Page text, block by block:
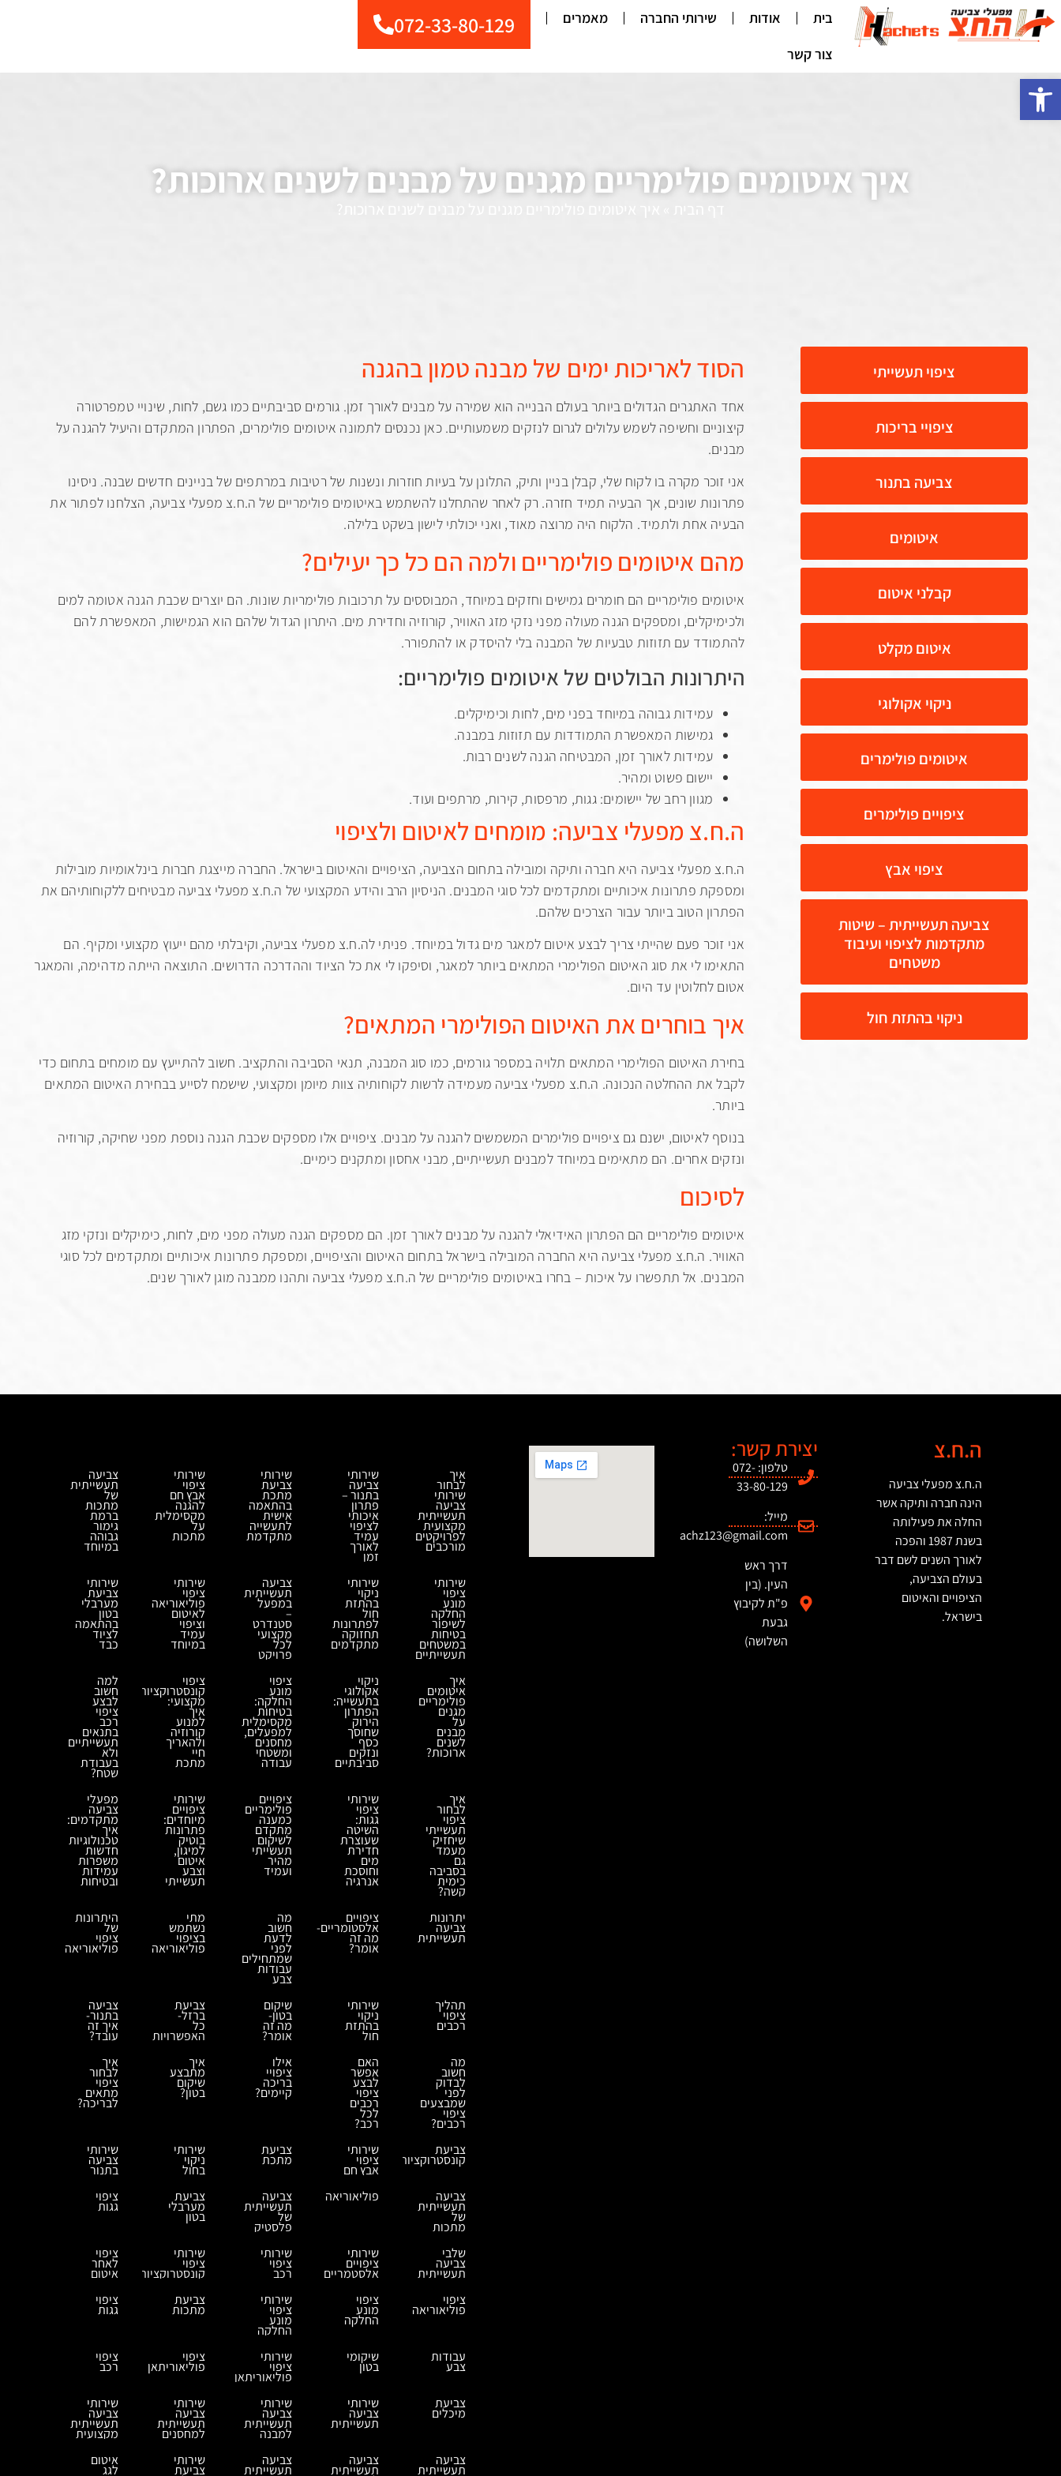
פתח סרגל נגישות
בית אודות שירותי החברה
מאמרים
צור קשר
072-33-80-129
איך איטומים פולימריים מגנים על מבנים לשנים ארוכות?
ציפוי תעשייתי
ציפויי בריכות
צביעה בתנור
איטומים
קבלני איטום
איטום מקלט
ניקוי אקולוגי
איטומים פולימרים
ציפויים פולימרים
ציפוי אבץ
צביעה תעשייתית – שיטות
מתקדמות לציפוי ועיבוד
משטחים
ניקוי בהתזת חול
הסוד לאריכות ימים של מבנה טמון בהגנה
אחד האתגרים הגדולים ביותר בעולם הבנייה הוא שמירה על מבנים לאורך זמן. גורמים סביבתיים כמו גשם, לחות, שינויי טמפרטורה
קיצוניים וחשיפה לשמש עלולים לגרום לנזקים משמעותיים. כאן נכנסים לתמונה איטומים פולימרים, הפתרון המתקדם והיעיל להגנה על
מבנים.
אני זוכר מקרה בו לקוח שלי, קבלן בניין ותיק, התלונן על בעיות חוזרות ונשנות של רטיבות במרתפים של בניינים חדשים שבנה. ניסינו
פתרונות שונים, אך הבעיה תמיד חזרה. רק לאחר שהתחלנו להשתמש באיטומים פולימריים של ה.ח.צ מפעלי צביעה, הצלחנו לפתור את
הבעיה אחת ולתמיד. הלקוח היה מרוצה מאוד, ואני יכולתי לישון בשקט בלילה.
מהם איטומים פולימריים ולמה הם כל כך יעילים?
איטומים פולימריים הם חומרים גמישים וחזקים במיוחד, המבוססים על תרכובות פולימריות שונות. הם יוצרים שכבת הגנה אטומה למים
ולכימיקלים, ומספקים הגנה מעולה מפני נזקי מזג האוויר, קורוזיה וחדירת מים. היתרון הגדול שלהם הוא הגמישות, המאפשרת להם
להתמודד עם תזוזות טבעיות של המבנה בלי להיסדק או להתפורר.
היתרונות הבולטים של איטומים פולימריים:
עמידות גבוהה במיוחד בפני מים, לחות וכימיקלים.
גמישות המאפשרת התמודדות עם תזוזות במבנה.
עמידות לאורך זמן, המבטיחה הגנה לשנים רבות.
יישום פשוט ומהיר.
מגוון רחב של יישומים: גגות, מרפסות, קירות, מרתפים ועוד.
ה.ח.צ מפעלי צביעה: מומחים לאיטום ולציפוי
ה.ח.צ מפעלי צביעה היא חברה ותיקה ומובילה בתחום הצביעה, הציפויים והאיטום בישראל. החברה מייצגת חברות בינלאומיות מובילות
ומספקת פתרונות איכותיים ומתקדמים לכל סוגי המבנים. הניסיון הרב והידע המקצועי של ה.ח.צ מפעלי צביעה מבטיחים ללקוחותיהם את
הפתרון הטוב ביותר עבור הצרכים שלהם.
אני זוכר פעם שהייתי צריך לבצע איטום למאגר מים גדול במיוחד. פניתי לה.ח.צ מפעלי צביעה, וקיבלתי מהם ייעוץ מקצועי ומקיף. הם
התאימו לי את סוג האיטום הפולימרי המתאים ביותר למאגר, וסיפקו לי את כל הציוד וההדרכה הדרושים. התוצאה הייתה מדהימה, והמאגר
אטום לחלוטין עד היום.
איך בוחרים את האיטום הפולימרי המתאים?
בחירת האיטום הפולימרי המתאים תלויה במספר גורמים, כמו סוג המבנה, תנאי הסביבה והתקציב. חשוב להתייעץ עם מומחים בתחום כדי
לקבל את ההחלטה הנכונה. ה.ח.צ מפעלי צביעה מעמידה לרשות לקוחותיה צוות מיומן ומקצועי, שישמח לסייע בבחירת האיטום המתאים
ביותר.
בנוסף לאיטום, ישנם גם ציפויים פולימרים המשמשים להגנה על מבנים. ציפויים אלו מספקים שכבת הגנה נוספת מפני שחיקה, קורוזיה
ונזקים אחרים. הם מתאימים במיוחד למבנים תעשייתיים, מבני אחסון ומתקנים כימיים.
לסיכום
איטומים פולימריים הם הפתרון האידיאלי להגנה על מבנים לאורך זמן. הם מספקים הגנה מעולה מפני מים, לחות, כימיקלים ונזקי מזג
האוויר. ה.ח.צ מפעלי צביעה היא החברה המובילה בישראל בתחום האיטום והציפויים, ומספקת פתרונות איכותיים ומתקדמים לכל סוגי
המבנים. אל תתפשרו על איכות – בחרו באיטומים פולימריים של ה.ח.צ מפעלי צביעה ותהנו ממבנה מוגן לאורך שנים.
ה.ח.צ
ה.ח.צ מפעלי צביעה
הינה חברה ותיקה אשר
החלה את פעילותה
בשנת 1987 והפכה
לאורך השנים לשם דבר
בעולם הצביעה,
הציפויים והאיטום
בישראל.
יצירת קשר:
טלפון: 072-
33-80-129
מייל:
achz123@gmail.com
דרך ראש
העין. (בין
פ"ת לקיבוץ
גבעת
השלושה)
איך
לבחור
שירותי
צביעה
תעשייתית
מקצועית
לפרויקטים
מורכבים
שירותי
צביעה
בתנור –
פתרון
איכותי
לציפוי
עמיד
לאורך
זמן
שירותי
צביעת
מתכת
בהתאמה
אישית
לתעשייה
מתקדמת
שירותי
ציפוי
אבץ חם
להגנה
מקסימלית
על
מתכות
צביעה
תעשייתית
של
מתכות
ברמת
גימור
גבוהה
במיוחד
שירותי
ציפוי
מונע
החלקה
לשיפור
בטיחות
במשטחים
תעשייתיים
שירותי
ניקוי
בהתזת
חול
לפתרונות
תחזוקה
מתקדמים
צביעה
תעשייתית
במפעל
–
סטנדרט
מקצועי
לכל
פרויקט
שירותי
ציפוי
פוליאוריאה
לאיטום
וציפוי
עמיד
במיוחד
שירותי
צביעת
מערבלי
בטון
בהתאמה
לציוד
כבד
איך
איטומים
פולימריים
מגנים
על
מבנים
לשנים
ארוכות?
ניקוי
אקולוגי
בתעשייה:
הפתרון
הירוק
שחוסך
כסף
ונזקים
סביבתיים
ציפוי
מונע
החלקה:
בטיחות
מקסימלית
למפעלים,
מחסנים
ומשטחי
עבודה
ציפוי
קונסטרוקציות
מקצועי:
איך
למנוע
קורוזיה
ולהאריך
חיי
מתכת
למה
חשוב
לבצע
ציפוי
רכב
בתנאים
תעשייתיים
ולא
בעבודת
שטח?
איך
לבחור
ציפוי
תעשייתי
שיחזיק
מעמד
גם
בסביבה
כימית
קשה?
שירותי
ציפוי
גגות:
השיטה
שעוצרת
חדירת
מים
וחוסכת
אנרגיה
ציפויים
פולימריים
כמענה
מתקדם
לשיקום
תעשייתי
מהיר
ועמיד
שירותי
ציפויים
מיוחדים:
פתרונות
בוטיק
למיגון,
איטום
וצבע
תעשייתי
מפעלי
צביעה
מתקדמים:
איך
טכנולוגיות
חדשות
משפרות
עמידות
ובטיחות
יתרונות
צביעה
תעשייתית
ציפויים
אלסטומריים-
מה זה
אומר?
מה
חשוב
לדעת
לפני
שמתחילים
עבודות
צבע
מתי
נשתמש
בציפוי
פוליאוריאה
היתרונות
של
ציפוי
פוליאוריאה
תהליך
ציפוי
רכבים
שירותי
ניקוי
בהתזת
חול
שיקום
בטון-
מה זה
אומר?
צביעת
ברזל-
כל
האפשרויות
צביעה
בתנור-
איך זה
עובד?
מה
חשוב
לבדוק
לפני
שמבצעים
ציפוי
רכבים?
האם
אפשר
לבצע
ציפוי
רכבים
לכל
רכב?
אילו
ציפויי
בריכה
קיימים?
איך
מתבצע
שיקום
בטון?
איך
לבחור
ציפוי
מתאים
לבריכה?
צביעת
קונסטרוקציות
שירותי
ציפוי
אבץ חם
צביעת
מתכת
שירותי
ניקוי
בחול
שירותי
צביעה
בתנור
צביעה
תעשייתית
של
מתכות
פוליאוריאה צביעה
תעשייתית
של
פלסטיק
צביעת
מערבלי
בטון
ציפוי
גגות
שלבי
צביעה
תעשייתית
שירותי
ציפויים
אלסטמריים
שירותי
ציפוי
רכב
שירותי
ציפוי
קונסטרוקציות
ציפוי
לאחר
איטום
ציפוי
פוליאוריאה
ציפוי
מונע
החלקה
שירותי
ציפוי
מונע
החלקה
צביעת
מתכות
ציפוי
גגות
עבודות
צבע
שיקומי
בטון
שירותי
ציפוי
פוליאוריתאן
ציפוי
פוליאוריתאן
ציפוי
רכב
צביעת
מיכלים
שירותי
צביעה
תעשייתית
שירותי
צביעה
תעשייתית
למבנה
שירותי
צביעה
תעשייתית
למחסנים
שירותי
צביעה
תעשייתית
מקצועית
צביעה
תעשייתית
צביעה
תעשייתית
צביעה
תעשייתית
שירותי
צביעת
איטום
לגג